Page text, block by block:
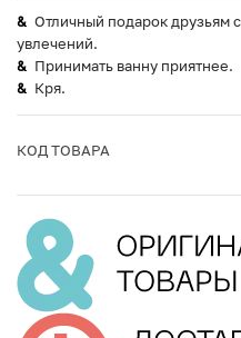
Отличный подарок друзьям
увлечений.
Принимать ванну приятнее.
Кря.
КОД ТОВАРА